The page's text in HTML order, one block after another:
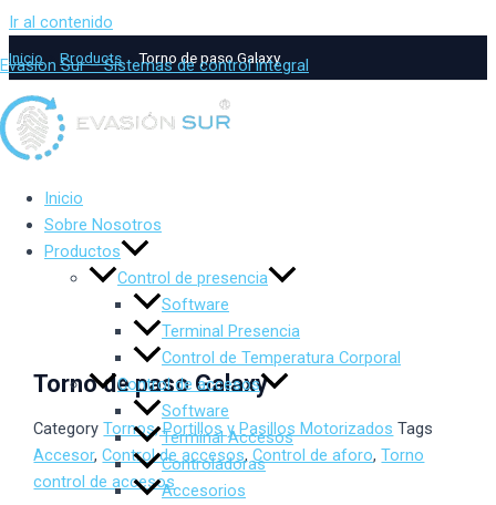
Ir al contenido
Evasion Sur – Sistemas de control integral
Inicio
Sobre Nosotros
Productos
Control de presencia
Software
Terminal Presencia
Control de Temperatura Corporal
Control de accesos
Software
Terminal Accesos
Controladoras
Accesorios
Inicio Products Torno de paso Galaxy
Torno de paso Galaxy
Category Tornos, Portillos y Pasillos Motorizados Tags
Accesor,Control de accesos,Control de aforo,Torno
control de accesos